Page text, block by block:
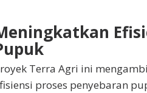
Terra Agri ini
proses penyebaran